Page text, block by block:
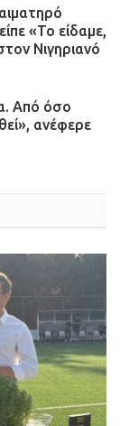
στο
των
όλους
Δύο
4×4
Προστασία
«Το είδαμε,
Νιγηριανό
Από όσο
ανέφερε